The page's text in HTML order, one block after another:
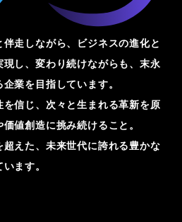
走しながら、ビジネスの進化と
し、変わり続けながらも、末永
業を目指しています。
信じ、次々と生まれる革新を原
値創造に挑み続けること。
えた、未来世代に誇れる豊かな
ます。